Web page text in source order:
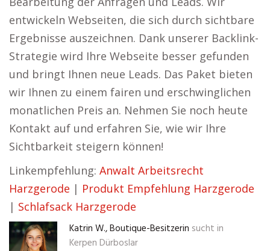
entwickeln Webseiten, die sich durch sichtbare
Ergebnisse auszeichnen. Dank unserer Backlink-
Strategie wird Ihre Webseite besser gefunden
und bringt Ihnen neue Leads. Das Paket bieten
wir Ihnen zu einem fairen und erschwinglichen
monatlichen Preis an. Nehmen Sie noch heute
Kontakt auf und erfahren Sie, wie wir Ihre
Sichtbarkeit steigern können!
Linkempfehlung: Anwalt Arbeitsrecht
Harzgerode | Produkt Empfehlung Harzgerode
| Schlafsack Harzgerode
Katrin W., Boutique-Besitzerin sucht in
Kerpen Dürboslar